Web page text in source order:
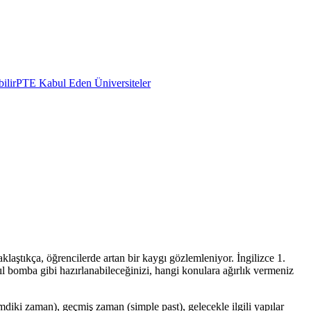
PTE Kabul Eden Üniversiteler
öğrencilerde artan bir kaygı gözlemleniyor. İngilizce 1.
bomba gibi hazırlanabileceğinizi, hangi konulara ağırlık vermeniz
zaman), geçmiş zaman (simple past), gelecekle ilgili yapılar